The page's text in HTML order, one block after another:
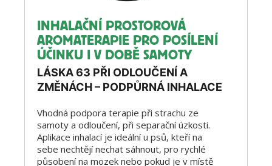
INHALAČNÍ PROSTOROVÁ
AROMATERAPIE PRO POSÍLENÍ
ÚČINKU I V DOBĚ SAMOTY
LÁSKA 63 PŘI ODLOUČENÍ A
ZMĚNÁCH – PODPŮRNÁ INHALACE
Vhodná podpora terapie při strachu ze
samoty a odloučení, při separační úzkosti.
Aplikace inhalací je ideální u psů, kteří na
sebe nechtějí nechat sáhnout, pro rychlé
působení na mozek nebo pokud je v místě